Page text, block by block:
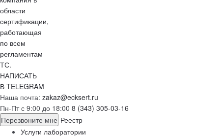
НАПИСАТЬ
В TELEGRAM
Наша почта: zakaz@ecksert.ru
Пн-Пт с 9:00 до 18:00 8 (343) 305-03-16
Перезвоните мне Реестр
Услуги лаборатории